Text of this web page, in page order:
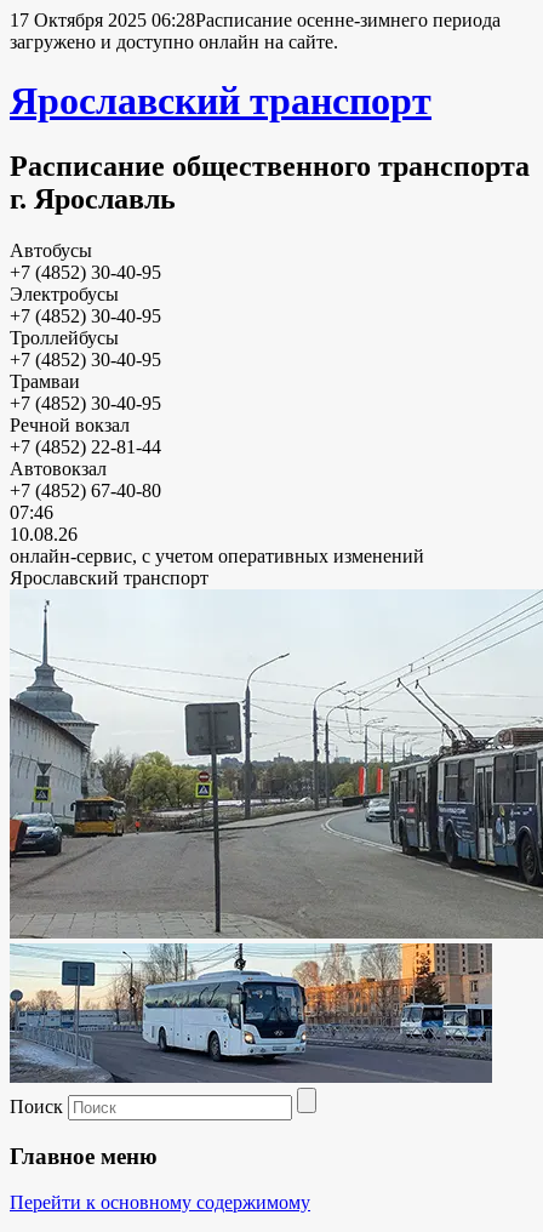
17 Октября 2025 06:28Расписание осенне-зимнего периода
загружено и доступно онлайн на сайте.
Ярославский транспорт
Расписание общественного транспорта
г. Ярославль
Автобусы
+7 (4852) 30-40-95
Электробусы
+7 (4852) 30-40-95
Троллейбусы
+7 (4852) 30-40-95
Трамваи
+7 (4852) 30-40-95
Речной вокзал
+7 (4852) 22-81-44
Автовокзал
+7 (4852) 67-40-80
07:46
10.08.26
онлайн-сервис, с учетом оперативных изменений
Ярославский транспорт
Поиск
Главное меню
Перейти к основному содержимому